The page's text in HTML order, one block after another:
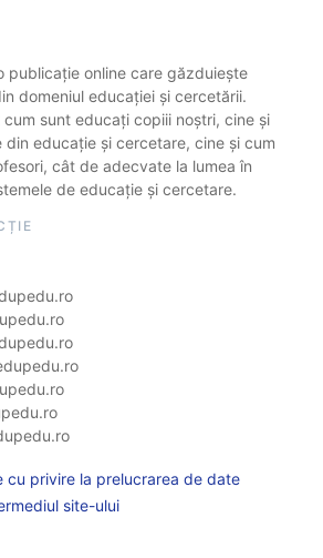
publicație online care găzduiește
domeniul educației și cercetării.
sunt educați copiii noștri, cine și
educație și cercetare, cine și cum
cât de adecvate la lumea în
de educație și cercetare.
cu privire la prelucrarea de date
site-ului